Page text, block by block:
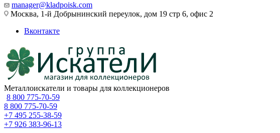
manager@kladpoisk.com
Москва, 1-й Добрынинский переулок, дом 19 стр 6, офис 2
Вконтакте
Металлоискатели и товары для коллекционеров
8 800 775-70-59
8 800 775-70-59
+7 495 255-38-59
+7 926 383-96-13